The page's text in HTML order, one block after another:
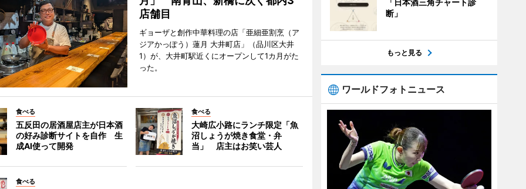
店舗目
ギョーザと創作中華料理の店「亜細亜割烹（ア
ジアかっぽう）蓮月 大井町店」（品川区大井
1）が、大井町駅近くにオープンして1カ月がた
った。
食べる
五反田の居酒屋店主が日本酒
の好み診断サイトを自作 生
成AI使って開発
食べる
大崎広小路にランチ限定「魚
沼しょうが焼き食堂・弁
当」 店主はお笑い芸人
食べる
「日本酒三角チャート診
断」
もっと見る
ワールドフォトニュース